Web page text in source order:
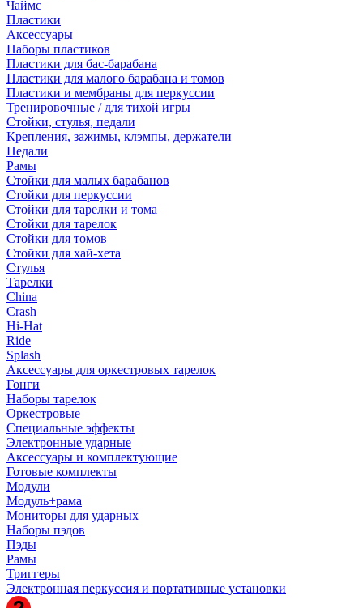
Чаймс
Пластики
Аксессуары
Наборы пластиков
Пластики для бас-барабана
Пластики для малого барабана и томов
Пластики и мембраны для перкуссии
Тренировочные / для тихой игры
Стойки, стулья, педали
Крепления, зажимы, клэмпы, держатели
Педали
Рамы
Стойки для малых барабанов
Стойки для перкуссии
Стойки для тарелки и тома
Стойки для тарелок
Стойки для томов
Стойки для хай-хета
Стулья
Тарелки
China
Crash
Hi-Hat
Ride
Splash
Аксессуары для оркестровых тарелок
Гонги
Наборы тарелок
Оркестровые
Специальные эффекты
Электронные ударные
Аксессуары и комплектующие
Готовые комплекты
Модули
Модуль+рама
Мониторы для ударных
Наборы пэдов
Пэды
Рамы
Триггеры
Электронная перкуссия и портативные установки